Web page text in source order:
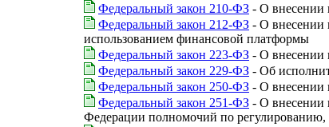
Федеральный закон 210-ФЗ - О внесении
Федеральный закон 212-ФЗ - О внесении
использованием финансовой платформы
Федеральный закон 223-ФЗ - О внесении
Федеральный закон 229-ФЗ - Об
Федеральный закон 250-ФЗ - О внесении
Федеральный закон 251-ФЗ - О внесении
Федерации полномочий по